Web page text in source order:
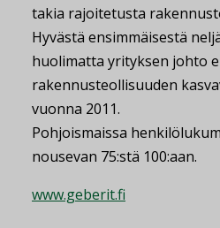
takia rajoitetusta
Hyvästä ensimmäisestä
huolimatta yrityksen johto
rakennusteollisuuden
vuonna 2011.
Pohjoismaissa
nousevan 75:stä 100:aan.
www.geberit.fi